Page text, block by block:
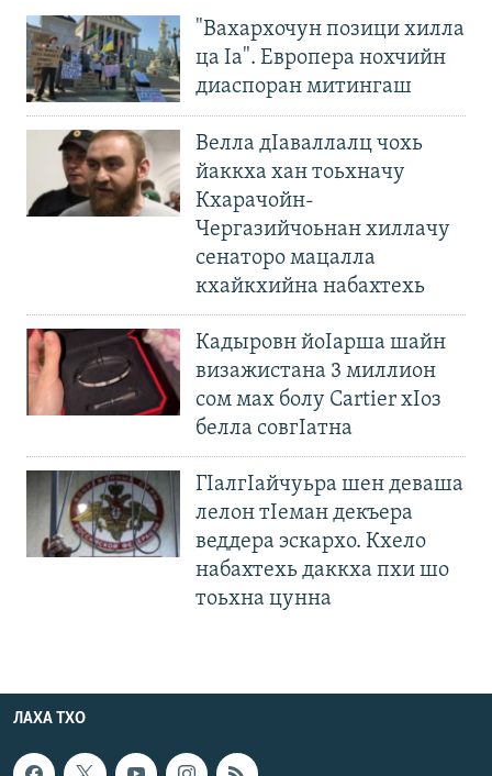
"Вахархочун позици хилла
ца Iа". Европера нохчийн
диаспоран митингаш
Велла дIаваллалц чохь
йаккха хан тоьхначу
Кхарачойн-
Чергазийчоьнан хиллачу
сенаторо мацалла
кхайкхийна набахтехь
Кадыровн йоIарша шайн
визажистана 3 миллион
сом мах болу Cartier хIоз
белла совгIатна
ГIалгIайчуьра шен деваша
лелон тIеман декъера
веддера эскархо. Кхело
набахтехь даккха пхи шо
тоьхна цунна
ЛАХА ТХО